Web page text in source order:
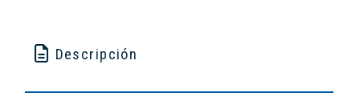
Descripción